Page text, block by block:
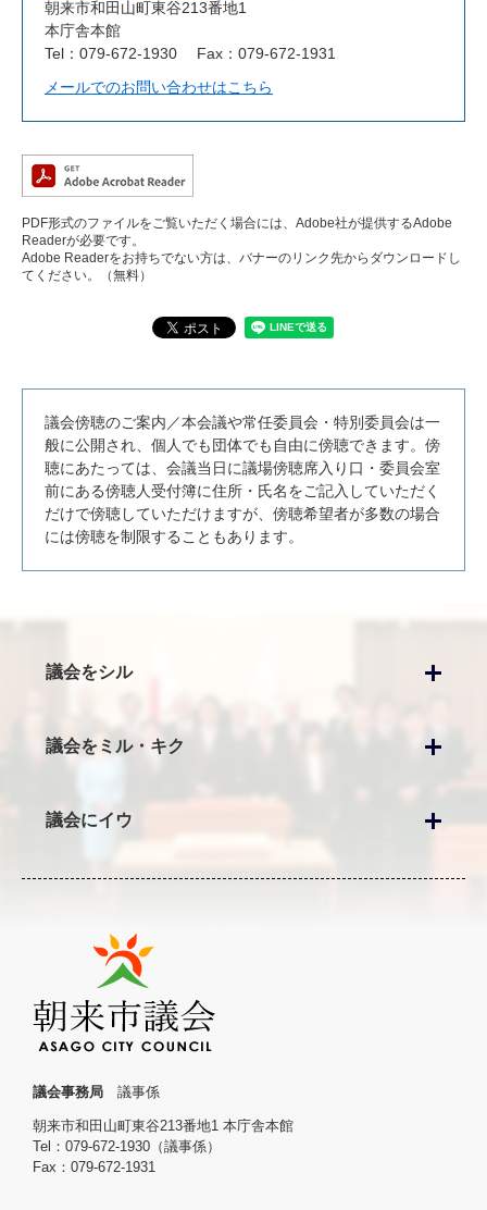
朝来市和田山町東谷213番地1
本庁舎本館
Tel：079-672-1930
Fax：079-672-1931
メールでのお問い合わせはこちら
PDF形式のファイルをご覧いただく場合には、Adobe社が提供するAdobe
Readerが必要です。
Adobe Readerをお持ちでない方は、バナーのリンク先からダウンロードし
てください。（無料）
議会傍聴のご案内／本会議や常任委員会・特別委員会は一
般に公開され、個人でも団体でも自由に傍聴できます。傍
聴にあたっては、会議当日に議場傍聴席入り口・委員会室
前にある傍聴人受付簿に住所・氏名をご記入していただく
だけで傍聴していただけますが、傍聴希望者が多数の場合
には傍聴を制限することもあります。
議会事務局 議事係
朝来市和田山町東谷213番地1 本庁舎本館
Tel：079-672-1930（議事係）
Fax：079-672-1931
議会をシル
議会をミル・キク
議会にイウ